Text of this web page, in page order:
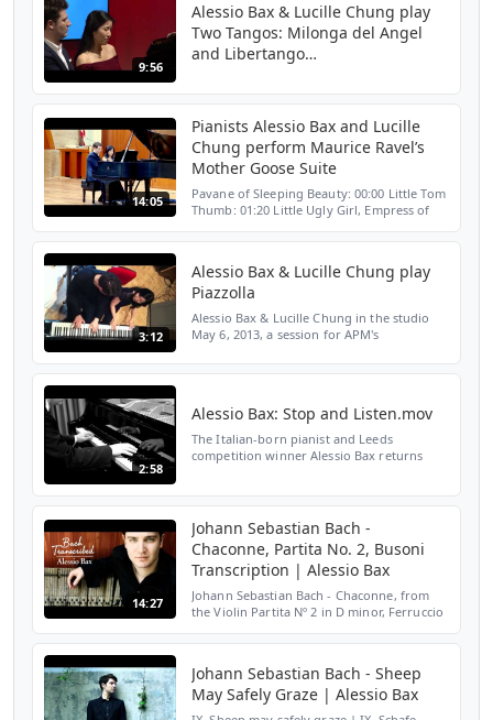
9:56
Alessio Bax & Lucille Chung play
Two Tangos: Milonga del Angel
and Libertango
14:05
Pianists Alessio Bax and Lucille
Chung perform Maurice Ravel’s
Mother Goose Suite
Pavane of Sleeping Beauty: 00:00 Little Tom
Thumb: 01:20 Little Ugly Girl, Empress of
3:12
Alessio Bax & Lucille Chung play
Piazzolla
Alessio Bax & Lucille Chung in the studio
May 6, 2013, a session for APM's
2:58
Alessio Bax: Stop and Listen.mov
The Italian-born pianist and Leeds
competition winner Alessio Bax returns
14:27
Johann Sebastian Bach -
Chaconne, Partita No. 2, Busoni
Transcription | Alessio Bax
Johann Sebastian Bach - Chaconne, from
the Violin Partita Nº 2 in D minor, Ferruccio
Johann Sebastian Bach - Sheep
May Safely Graze | Alessio Bax